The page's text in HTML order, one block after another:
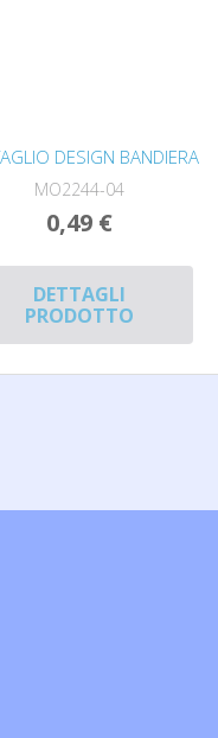
DESIGN BANDIERA
MO2244-04
0,49 €
DETTAGLI
PRODOTTO